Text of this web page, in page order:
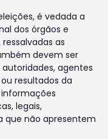
é vedada a
dos órgãos e
as
devem ser
agentes
resultados da
legais,
que não apresentem